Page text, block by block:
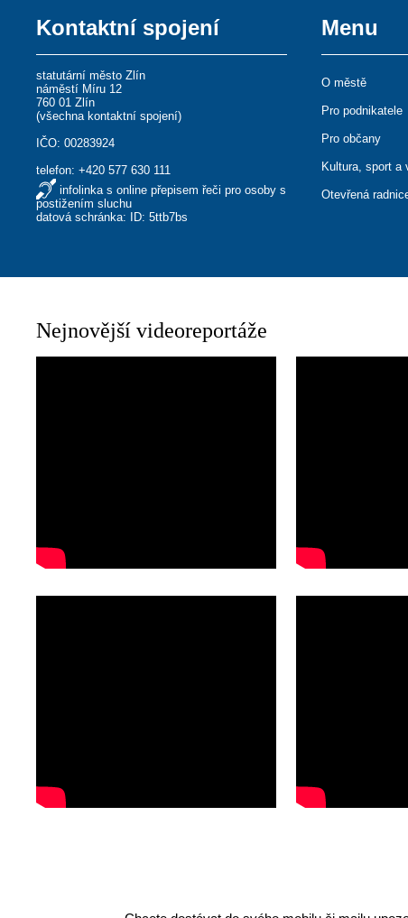
Kontaktní spojení
statutární město Zlín
náměstí Míru 12
760 01 Zlín
(všechna kontaktní spojení)
IČO: 00283924
telefon:+420 577 630 111
infolinka s online přepisem řeči pro osoby s
postižením sluchu
datová schránka: ID: 5ttb7bs
Menu
O městě
Pro podnikatele
Pro občany
Kultura, sport a
Otevřená
Nejnovější videoreportáže